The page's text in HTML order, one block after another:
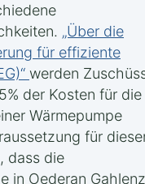
„Über die
für effiziente
werden
der Kosten für die
Wärmepumpe
für
dass die
in Oederan Gahlenz